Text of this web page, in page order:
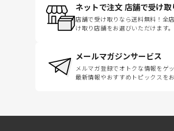
ネットで注文 店舗で受け取
店舗で受け取りなら送料無料！全
け取り店舗をお選びいただけます。
メールマガジンサービス
メルマガ登録でオトクな情報をゲッ
最新情報やおすすめトピックスをお